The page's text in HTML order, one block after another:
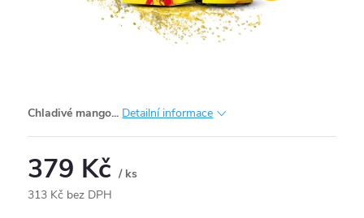
Chladivé mango... Detailní informace
379 Kč/ ks
313 Kč bez DPH